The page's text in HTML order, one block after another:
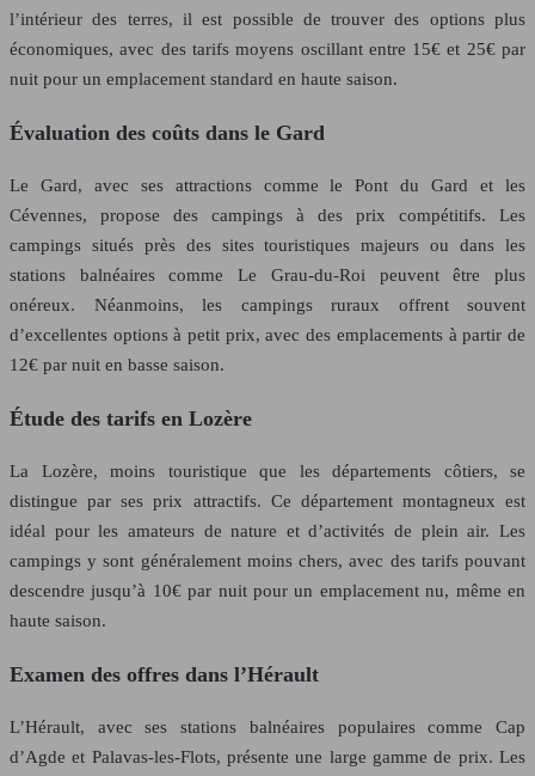
l’intérieur des terres, il est possible de trouver des options plus
économiques, avec des tarifs moyens oscillant entre 15€ et 25€ par
nuit pour un emplacement standard en haute saison.
Évaluation des coûts dans le Gard
Le Gard, avec ses attractions comme le Pont du Gard et les
Cévennes, propose des campings à des prix compétitifs. Les
campings situés près des sites touristiques majeurs ou dans les
stations balnéaires comme Le Grau-du-Roi peuvent être plus
onéreux. Néanmoins, les campings ruraux offrent souvent
d’excellentes options à petit prix, avec des emplacements à partir de
12€ par nuit en basse saison.
Étude des tarifs en Lozère
La Lozère, moins touristique que les départements côtiers, se
distingue par ses prix attractifs. Ce département montagneux est
idéal pour les amateurs de nature et d’activités de plein air. Les
campings y sont généralement moins chers, avec des tarifs pouvant
descendre jusqu’à 10€ par nuit pour un emplacement nu, même en
haute saison.
Examen des offres dans l’Hérault
L’Hérault, avec ses stations balnéaires populaires comme Cap
d’Agde et Palavas-les-Flots, présente une large gamme de prix. Les